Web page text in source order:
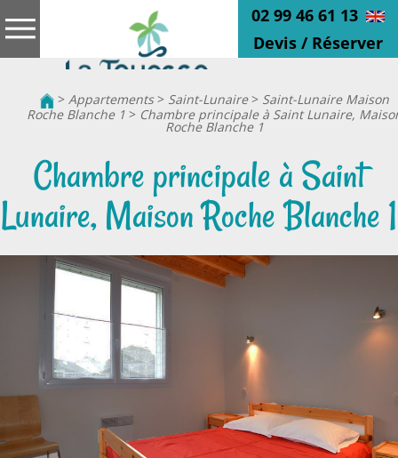
02 99 46 61 13
Devis / Réserver
> Appartements> Saint-Lunaire> Saint-Lunaire Maison
Roche Blanche 1 > Chambre principale à Saint Lunaire,
Roche Blanche 1
Chambre principale à Saint
Lunaire, Maison Roche Blanche 1